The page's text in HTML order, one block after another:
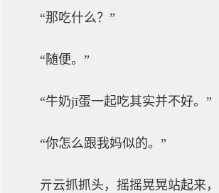
“那吃什么？”
“随便。”
“牛奶jī蛋一起吃其实并不好。”
“你怎么跟我妈似的。”
亓云抓抓头，摇摇晃晃站起来